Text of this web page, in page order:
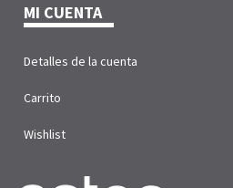
MI CUENTA
Detalles de la cuenta
Carrito
Wishlist